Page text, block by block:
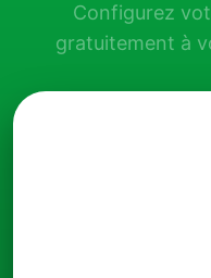
Configurez
gratuitement à